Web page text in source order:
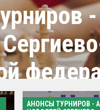
АНОНСЫ ТУРНИРОВ -